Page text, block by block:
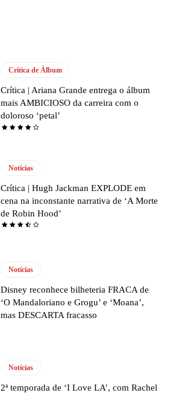
Crítica de Álbum
Crítica | Ariana Grande entrega o álbum
mais AMBICIOSO da carreira com o
doloroso ‘petal’
Notícias
Crítica | Hugh Jackman EXPLODE em
cena na inconstante narrativa de ‘A Morte
de Robin Hood’
Notícias
Disney reconhece bilheteria FRACA de
‘O Mandaloriano e Grogu’ e ‘Moana’,
mas DESCARTA fracasso
Notícias
2ª temporada de ‘I Love LA’, com Rachel